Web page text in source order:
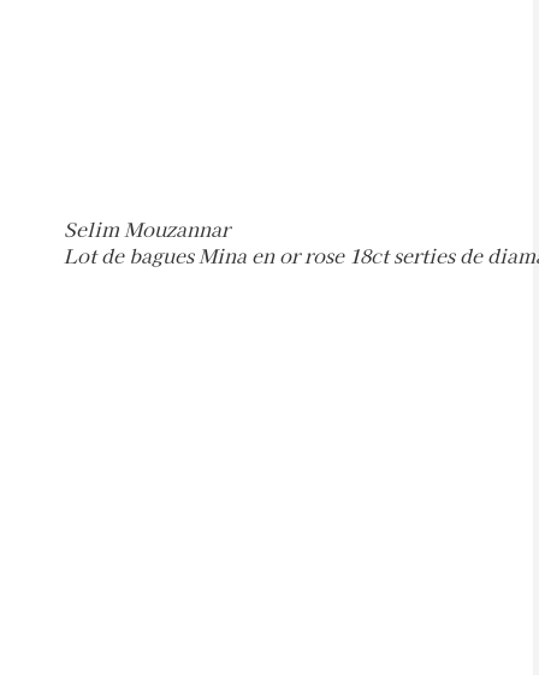
Selim Mouzannar
Lot de bagues Mina en or rose 18ct serties de